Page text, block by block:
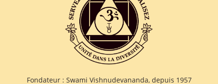
Fondateur : Swami Vishnudevananda, depuis 1957